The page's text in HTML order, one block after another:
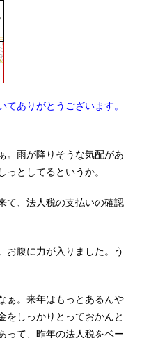
ありがとうございます。
。雨が降りそうな気配があ
としてるというか。
て、法人税の支払いの確認
お腹に力が入りました。う
ぁ。来年はもっとあるんや
をしっかりとっておかんと
って、昨年の法人税をベー